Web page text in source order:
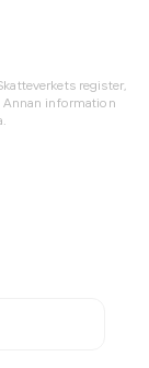
register,
Annan information